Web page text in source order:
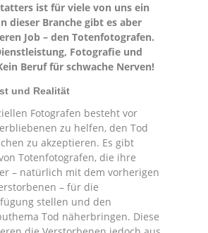
ist für viele von uns ein
dieser Branche gibt es aber
Job – den Totenfotografen.
Fotografie und
Beruf für schwache Nerven!
und Realität
Fotografen besteht vor
zu helfen, den Tod
zu akzeptieren. Es gibt
Totenfotografen, die ihre
– natürlich mit dem vorherigen
– für die
stellen und den
Tod näherbringen. Diese